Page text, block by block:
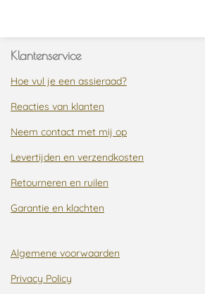
Klantenservice
Hoe vul je een assieraad?
Reacties van klanten
Neem contact met mij op
Levertijden en verzendkosten
Retourneren en ruilen
Garantie en klachten
Algemene voorwaarden
Privacy Policy